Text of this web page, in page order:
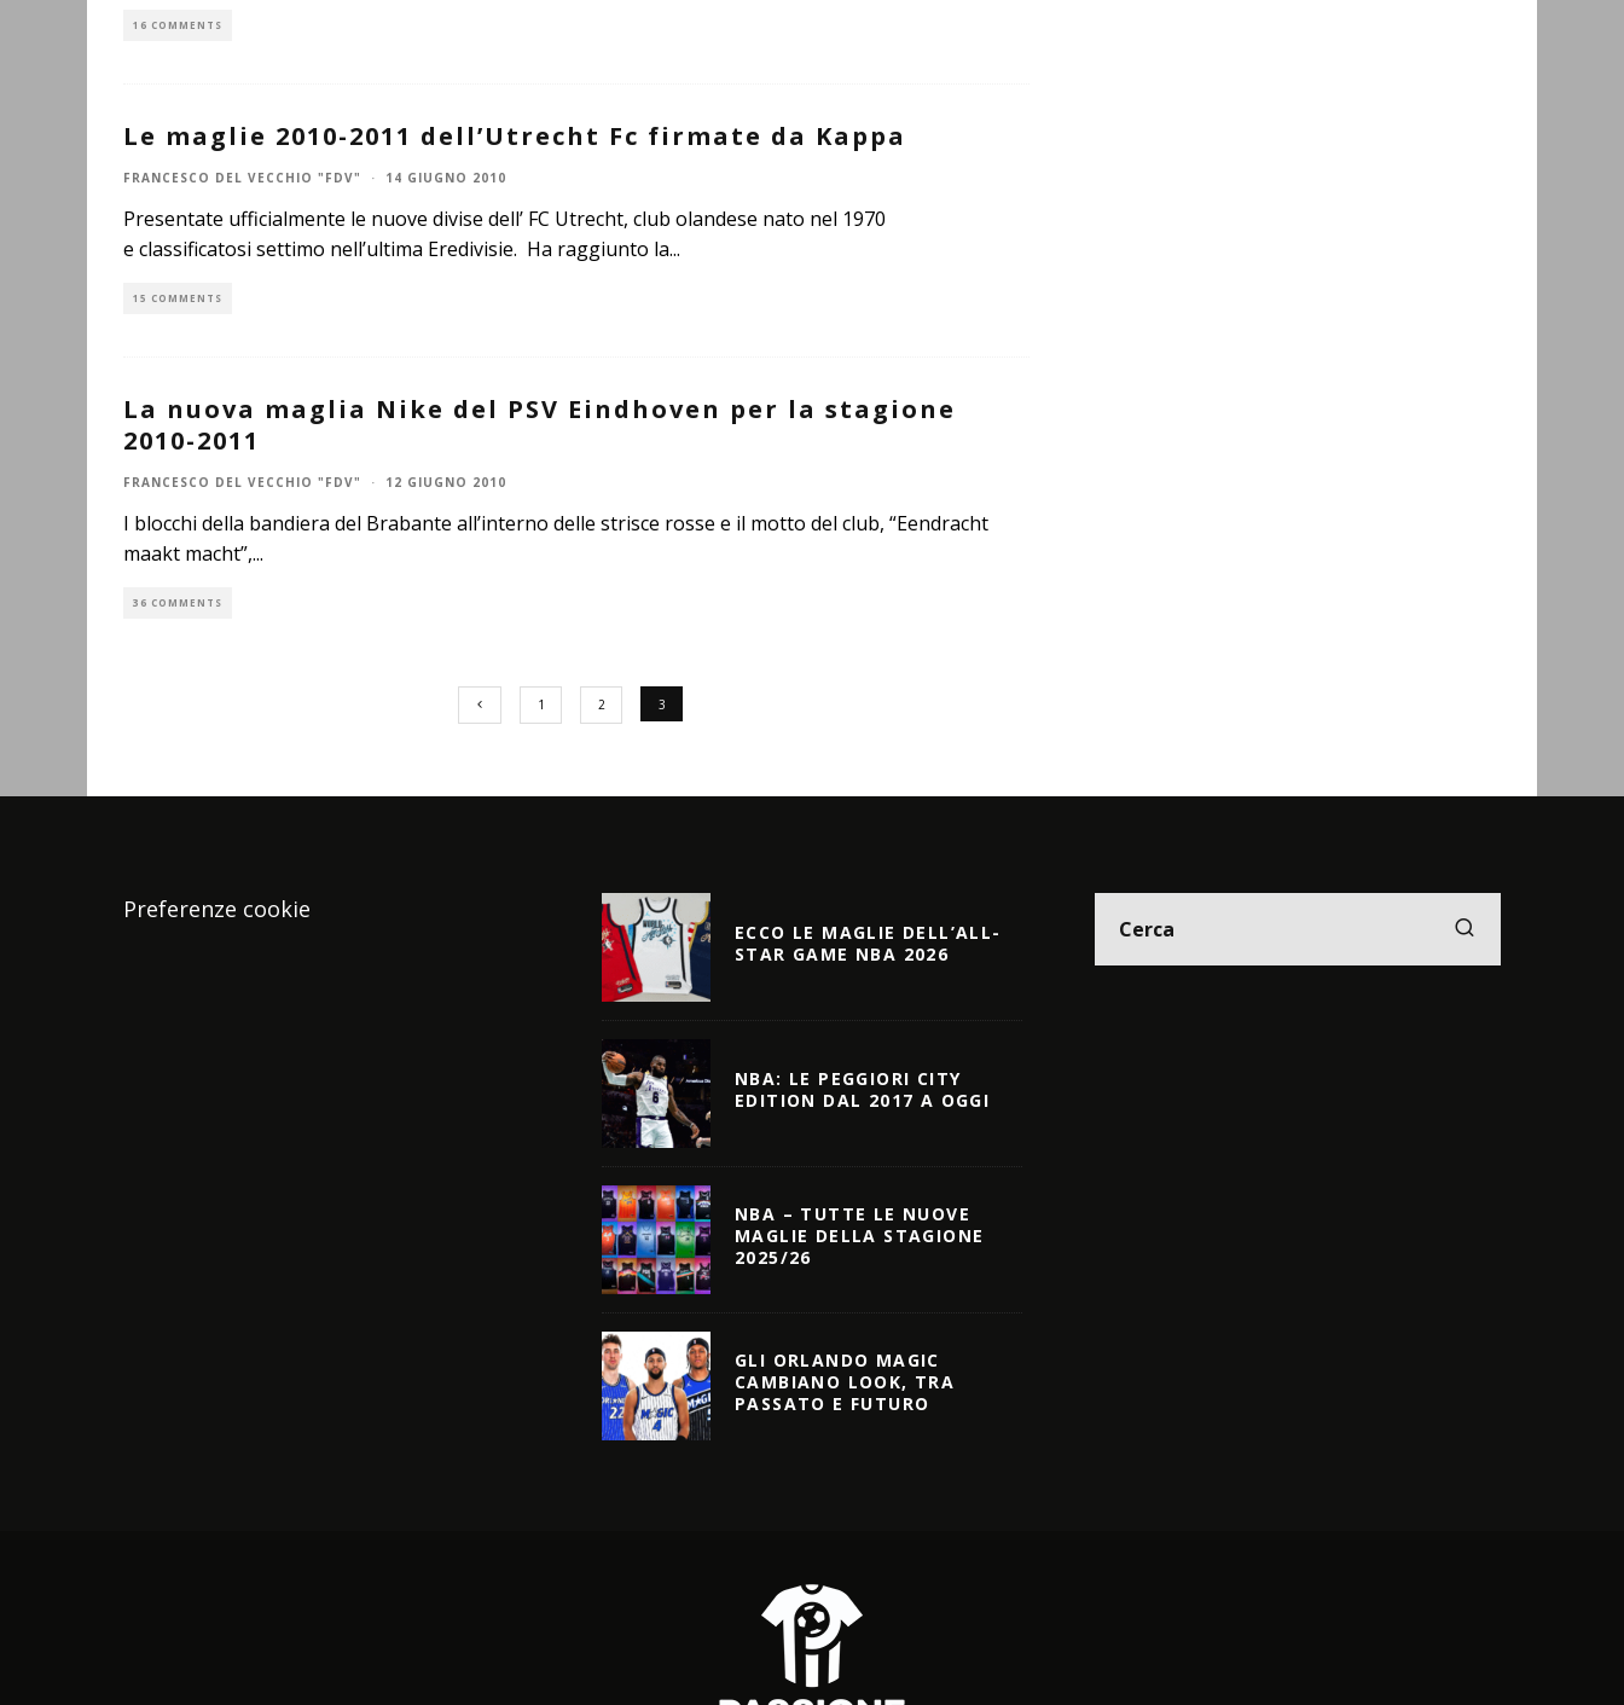
16 COMMENTS
Le maglie 2010-2011 dell’Utrecht Fc firmate da Kappa
FRANCESCO DEL VECCHIO "FDV" · 14 GIUGNO 2010
Presentate ufficialmente le nuove divise dell’ FC Utrecht, club olandese nato nel 1970
e classificatosi settimo nell’ultima Eredivisie. Ha raggiunto la...
15 COMMENTS
La nuova maglia Nike del PSV Eindhoven per la stagione
2010-2011
FRANCESCO DEL VECCHIO "FDV" · 12 GIUGNO 2010
I blocchi della bandiera del Brabante all’interno delle strisce rosse e il motto del club, “Eendracht
maakt macht”,...
36 COMMENTS
1 2 3
Preferenze cookie
ECCO LE MAGLIE DELL’ALL-
STAR GAME NBA 2026
NBA: LE PEGGIORI CITY
EDITION DAL 2017 A OGGI
NBA – TUTTE LE NUOVE
MAGLIE DELLA STAGIONE
2025/26
GLI ORLANDO MAGIC
CAMBIANO LOOK, TRA
PASSATO E FUTURO